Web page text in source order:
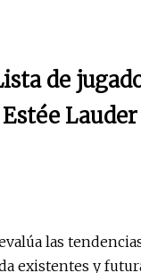
de
las
existentes y